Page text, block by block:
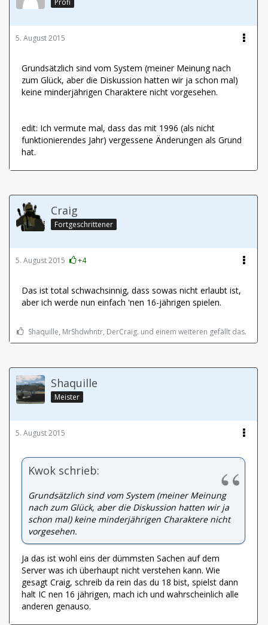
Profi
5. August 2015
Grundsätzlich sind vom System (meiner Meinung nach
zum Glück, aber die Diskussion hatten wir ja schon mal)
keine minderjährigen Charaktere nicht vorgesehen.
edit: Ich vermute mal, dass das mit 1996 (als nicht
funktionierendes Jahr) vergessene Änderungen als Grund
hat.
Craig
Fortgeschrittener
5. August 2015 +4
Das ist total schwachsinnig, dass sowas nicht erlaubt ist,
aber ich werde nun einfach 'nen 16-jährigen spielen.
Shaquille, MrShdwhntr, DerCraig. und einem weiteren gefällt das.
Shaquille
Meister
5. August 2015
Kwok schrieb:
Grundsätzlich sind vom System (meiner Meinung
nach zum Glück, aber die Diskussion hatten wir ja
schon mal) keine minderjährigen Charaktere nicht
vorgesehen.
Ja das ist wohl eins der dümmsten Sachen auf dem
Server was ich überhaupt nicht verstehen kann. Wie
gesagt Craig, schreib da rein das du 18 bist, spielst dann
halt IC nen 16 jährigen, mach ich und wahrscheinlich alle
anderen genauso.